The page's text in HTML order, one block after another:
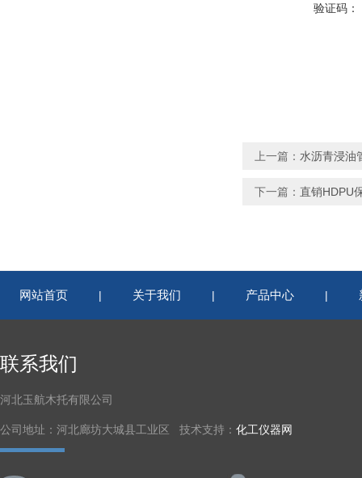
验证码：
上一篇： 水沥青浸油
下一篇： 直销HDPU
网站首页 | 关于我们 | 产品中心 |
联系我们
河北玉航木托有限公司
公司地址：河北廊坊大城县工业区 技术支持： 化工仪器网